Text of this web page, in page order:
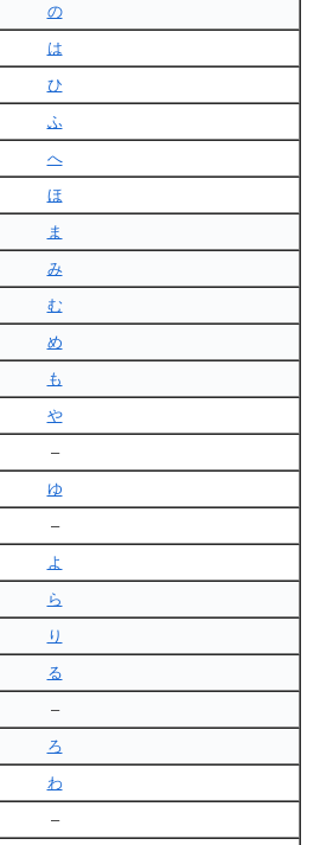
の
は
ひ
ふ
へ
ほ
ま
み
む
め
も
や
–
ゆ
–
よ
ら
り
る
–
ろ
わ
–